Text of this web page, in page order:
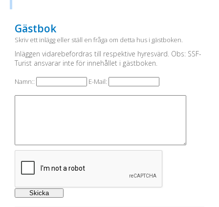
Gästbok
Skriv ett inlägg eller ställ en fråga om detta hus i gästboken.
Inläggen vidarebefordras till respektive hyresvärd. Obs: SSF-
Turist ansvarar inte för innehållet i gästboken.
Namn:: E-Mail: